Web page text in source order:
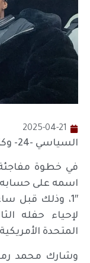
2025-04-21
السياسي -24- وكالات
في خطوة
1″، وذلك قبل
لإحياء حفله
المتحدة
وشارك محمد